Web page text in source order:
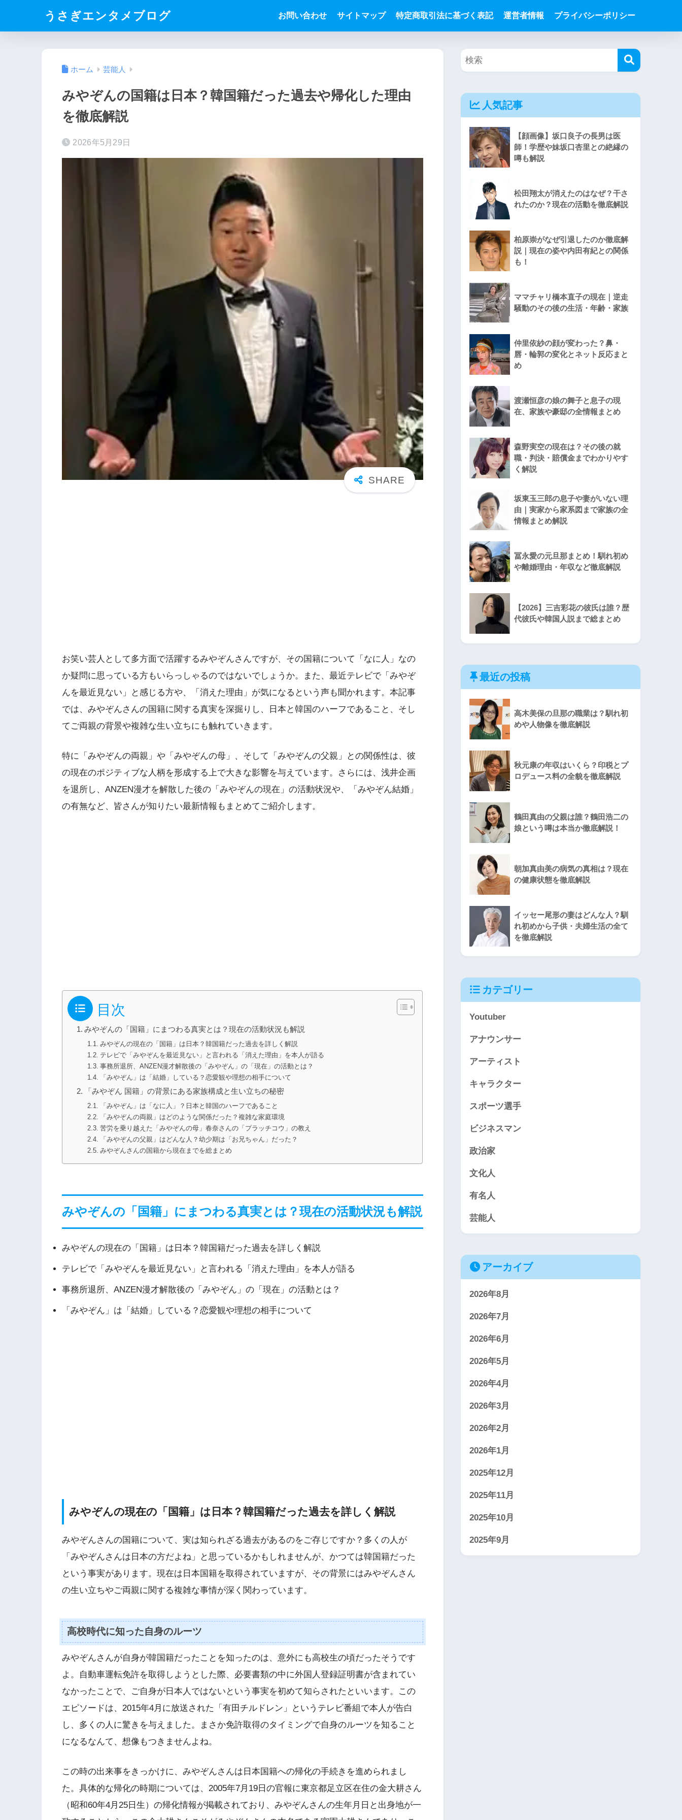
うさぎエンタメブログ お問い合わせ サイトマップ 特定商取引法に基づく表記 運営者情報 プライバシーポリシー
ホーム 芸能人
みやぞんの国籍は日本？韓国籍だった過去や帰化した理由
を徹底解説
2026年5月29日
お笑い芸人として多方面で活躍するみやぞんさんですが、その国籍について「なに人」なの
か疑問に思っている方もいらっしゃるのではないでしょうか。また、最近テレビで「みやぞ
んを最近見ない」と感じる方や、「消えた理由」が気になるという声も聞かれます。本記事
では、みやぞんさんの国籍に関する真実を深掘りし、日本と韓国のハーフであること、そし
てご両親の背景や複雑な生い立ちにも触れていきます。
特に「みやぞんの両親」や「みやぞんの母」、そして「みやぞんの父親」との関係性は、彼
の現在のポジティブな人柄を形成する上で大きな影響を与えています。さらには、浅井企画
を退所し、ANZEN漫才を解散した後の「みやぞんの現在」の活動状況や、「みやぞん結婚」
の有無など、皆さんが知りたい最新情報もまとめてご紹介します。
目次
みやぞんの「国籍」にまつわる真実とは？現在の活動状況も解説
みやぞんの現在の「国籍」は日本？韓国籍だった過去を詳しく解説
テレビで「みやぞんを最近見ない」と言われる「消えた理由」を本人が語る
事務所退所、ANZEN漫才解散後の「みやぞん」の「現在」の活動とは？
「みやぞん」は「結婚」している？恋愛観や理想の相手について
「みやぞん 国籍」の背景にある家族構成と生い立ちの秘密
「みやぞん」は「なに人」？日本と韓国のハーフであること
「みやぞんの両親」はどのような関係だった？複雑な家庭環境
苦労を乗り越えた「みやぞんの母」春奈さんの「プラッチコウ」の教え
「みやぞんの父親」はどんな人？幼少期は「お兄ちゃん」だった？
みやぞんさんの国籍から現在までを総まとめ
みやぞんの「国籍」にまつわる真実とは？現在の活動状況も解説
みやぞんの現在の「国籍」は日本？韓国籍だった過去を詳しく解説
テレビで「みやぞんを最近見ない」と言われる「消えた理由」を本人が語る
事務所退所、ANZEN漫才解散後の「みやぞん」の「現在」の活動とは？
「みやぞん」は「結婚」している？恋愛観や理想の相手について
みやぞんの現在の「国籍」は日本？韓国籍だった過去を詳しく解説
みやぞんさんの国籍について、実は知られざる過去があるのをご存じですか？多くの人が
「みやぞんさんは日本の方だよね」と思っているかもしれませんが、かつては韓国籍だった
という事実があります。現在は日本国籍を取得されていますが、その背景にはみやぞんさん
の生い立ちやご両親に関する複雑な事情が深く関わっています。
高校時代に知った自身のルーツ
みやぞんさんが自身が韓国籍だったことを知ったのは、意外にも高校生の頃だったそうです
よ。自動車運転免許を取得しようとした際、必要書類の中に外国人登録証明書が含まれてい
なかったことで、ご自身が日本人ではないという事実を初めて知らされたといいます。この
エピソードは、2015年4月に放送された「有田チルドレン」というテレビ番組で本人が告白
し、多くの人に驚きを与えました。まさか免許取得のタイミングで自身のルーツを知ること
になるなんて、想像もつきませんよね。
この時の出来事をきっかけに、みやぞんさんは日本国籍への帰化の手続きを進められまし
た。具体的な帰化の時期については、2005年7月19日の官報に東京都足立区在住の金大耕さん
（昭和60年4月25日生）の帰化情報が掲載されており、みやぞんさんの生年月日と出身地が一
人気記事
【顔画像】坂口良子の長男は医
師！学歴や妹坂口杏里との絶縁の
噂も解説
松田翔太が消えたのはなぜ？干さ
れたのか？現在の活動を徹底解説
柏原崇がなぜ引退したのか徹底解
説｜現在の姿や内田有紀との関係
も！
ママチャリ橋本直子の現在｜逆走
騒動のその後の生活・年齢・家族
仲里依紗の顔が変わった？鼻・
唇・輪郭の変化とネット反応まと
め
渡瀬恒彦の娘の舞子と息子の現
在、家族や豪邸の全情報まとめ
森野実空の現在は？その後の就
職・判決・賠償金までわかりやす
く解説
坂東玉三郎の息子や妻がいない理
由｜実家から家系図まで家族の全
情報まとめ解説
冨永愛の元旦那まとめ！馴れ初め
や離婚理由・年収など徹底解説
【2026】三吉彩花の彼氏は誰？歴
代彼氏や韓国人説まで総まとめ
最近の投稿
高木美保の旦那の職業は？馴れ初
めや人物像を徹底解説
秋元康の年収はいくら？印税とプ
ロデュース料の全貌を徹底解説
鶴田真由の父親は誰？鶴田浩二の
娘という噂は本当か徹底解説！
朝加真由美の病気の真相は？現在
の健康状態を徹底解説
イッセー尾形の妻はどんな人？馴
れ初めから子供・夫婦生活の全て
を徹底解説
カテゴリー
Youtuber
アナウンサー
アーティスト
キャラクター
スポーツ選手
ビジネスマン
政治家
文化人
有名人
芸能人
アーカイブ
2026年8月
2026年7月
2026年6月
2026年5月
2026年4月
2026年3月
2026年2月
2026年1月
2025年12月
2025年11月
2025年10月
2025年9月